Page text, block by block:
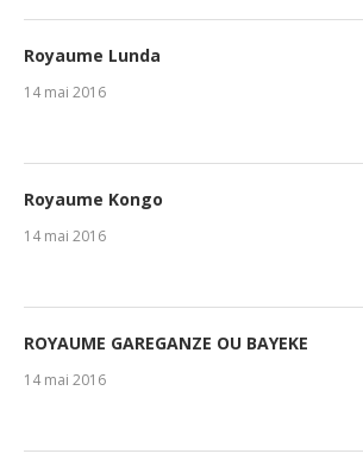
Royaume Lunda
14 mai 2016
Royaume Kongo
14 mai 2016
ROYAUME GAREGANZE OU BAYEKE
14 mai 2016